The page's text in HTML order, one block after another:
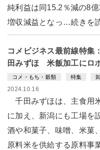
純利益は同15.2％減の8
増収減益となっ…続きを
コメビジネス最前線特集
田みずほ 米飯加工にロ
コメ・もち・穀類 特集
2024.10.16
千田みずほは、主食用
に加え、新潟にも工場を
酒や和菓子、味噌、米菓
原料米を供給する原料事